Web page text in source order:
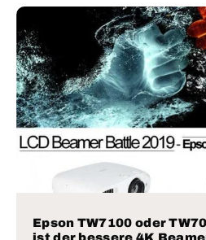
Epson TW7100 oder